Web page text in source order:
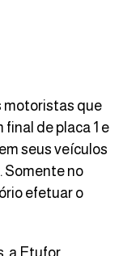
motoristas que
de placa 1 e
seus veículos
Somente no
efetuar o
a Etufor